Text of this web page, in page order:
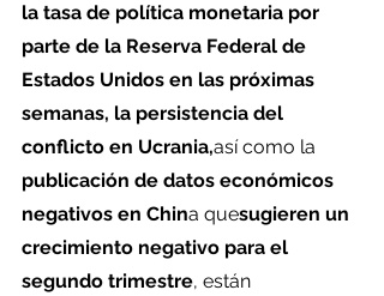
la tasa de política monetaria por
parte de la Reserva Federal de
Estados Unidos en las próximas
semanas, la persistencia del
conflicto en Ucrania,así como la
publicación de datos económicos
negativos en China quesugieren un
crecimiento negativo para el
segundo trimestre, están